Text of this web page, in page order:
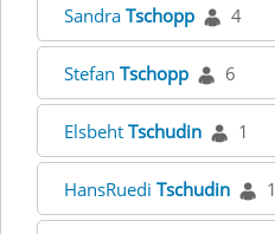
Sandra Tschopp 4
Stefan Tschopp 6
Elsbeht Tschudin 1
HansRuedi Tschudin 1